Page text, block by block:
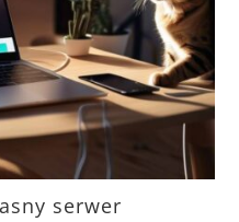
serwer